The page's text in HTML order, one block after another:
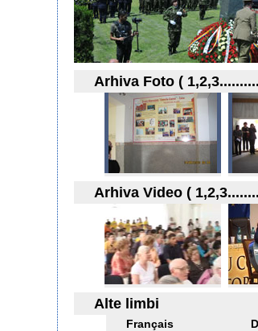
Arhiva Foto (
Arhiva Video (
Alte limbi
Français